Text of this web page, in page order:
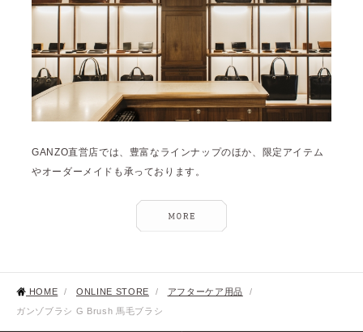
GANZO直営店では、豊富なラインナップのほか、限定アイテム
やオーダーメイドも承っております。
HOME / ONLINE STORE / アフターケア用品
/
ガンゾブラシ G Brush 馬毛ブラシ